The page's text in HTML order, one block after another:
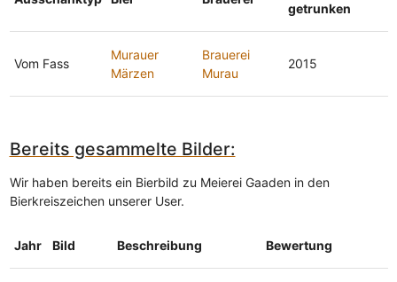
getrunken
Vom Fass
Murauer
Märzen
Brauerei
Murau
2015
Bereits gesammelte Bilder:
Wir haben bereits ein Bierbild zu Meierei Gaaden in den
Bierkreiszeichen unserer User.
Jahr Bild Beschreibung Bewertung